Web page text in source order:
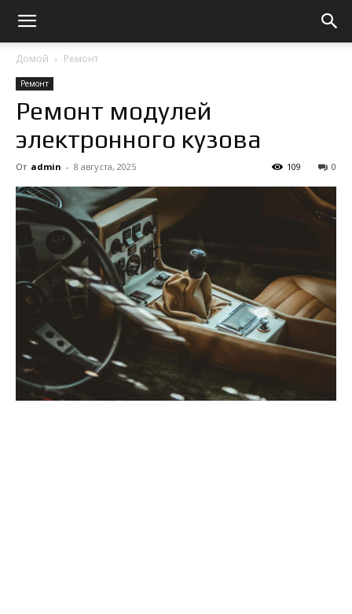
Домой Ремонт
Ремонт
Ремонт модулей
электронного кузова
От admin - 8 августа, 2025 0
109